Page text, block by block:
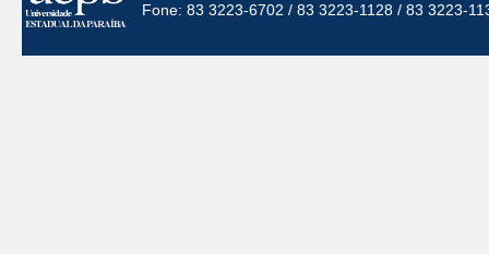
Fone: 83 3223-6702 / 83 3223-1128 / 83 3223-